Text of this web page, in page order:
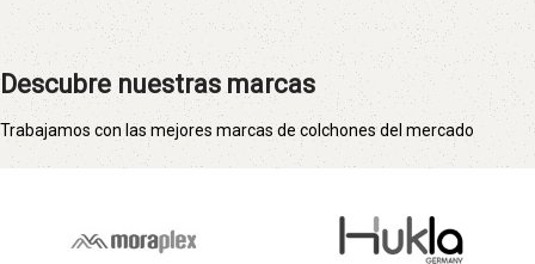
Descubre nuestras marcas
Trabajamos con las mejores marcas de colchones del mercado